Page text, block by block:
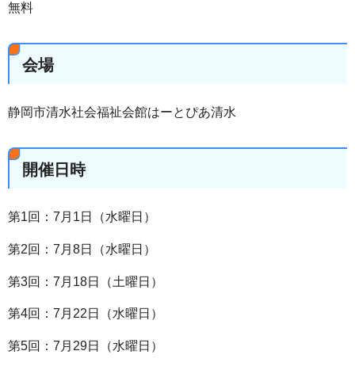
無料
会場
静岡市清水社会福祉会館はーとぴあ清水
開催日時
第1回：7月1日（水曜日）
第2回：7月8日（水曜日）
第3回：7月18日（土曜日）
第4回：7月22日（水曜日）
第5回：7月29日（水曜日）